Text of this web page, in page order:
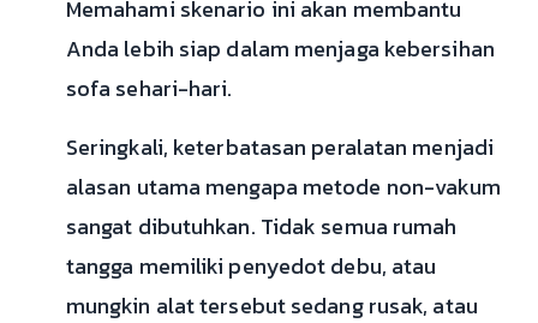
Memahami skenario ini akan membantu
Anda lebih siap dalam menjaga kebersihan
sofa sehari-hari.
Seringkali, keterbatasan peralatan menjadi
alasan utama mengapa metode non-vakum
sangat dibutuhkan. Tidak semua rumah
tangga memiliki penyedot debu, atau
mungkin alat tersebut sedang rusak, atau